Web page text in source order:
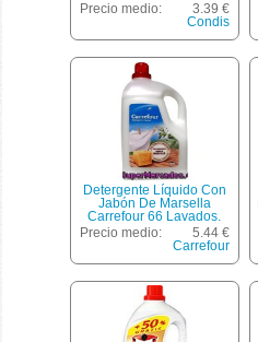
Precio medio:
3.39 €
Condis
Detergente Líquido Con
Jabón De Marsella
Carrefour 66 Lavados.
Precio medio:
5.44 €
Carrefour